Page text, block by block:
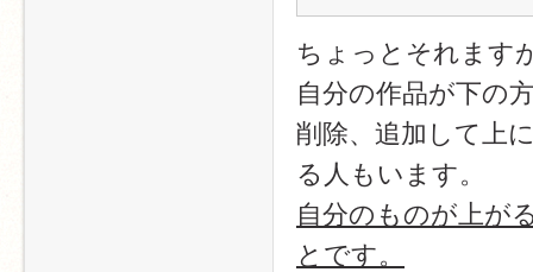
ちょっとそれます
自分の作品が下の
削除、追加して上
る人もいます。
自分のものが上が
とです。